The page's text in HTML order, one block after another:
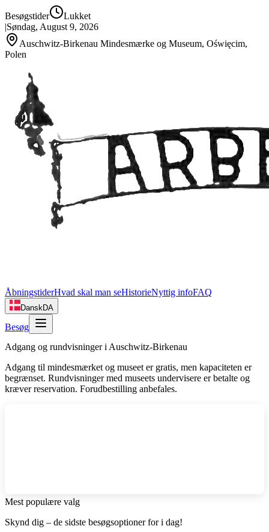
Besøgstider
Lukket
|Søndag, August 9, 2026
Auschwitz-Birkenau Mindesmærke og Museum, Oświęcim,
Polen
ÅbningstiderHvad skal man seHistorieNyttig infoFAQ
DanskDA
Besøg
Adgang og rundvisninger i Auschwitz-Birkenau
Adgang til mindesmærket og museet er gratis, men kapaciteten er
begrænset. Rundvisninger med museets undervisere er betalte og
kræver reservation. Forudbestilling anbefales.
Mest populære valg
Skynd dig – de sidste besøgsoptioner for i dag!